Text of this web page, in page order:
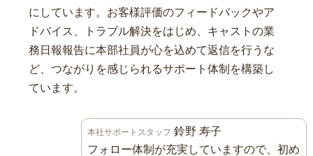
にしています。お客様評価のフィードバックやア
ドバイス、トラブル解決をはじめ、キャストの業
務日報報告に本部社員が心を込めて返信を行うな
ど、つながりを感じられるサポート体制を構築し
ています。
本社サポートスタッフ 鈴野 寿子
フォロー体制が充実していますので、初め